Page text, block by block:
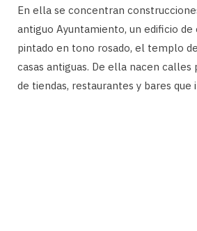
En ella se concentran
antiguo Ayuntamiento, un edificio
pintado en tono rosado, el templo
casas antiguas. De ella nacen
de tiendas, restaurantes y bares que